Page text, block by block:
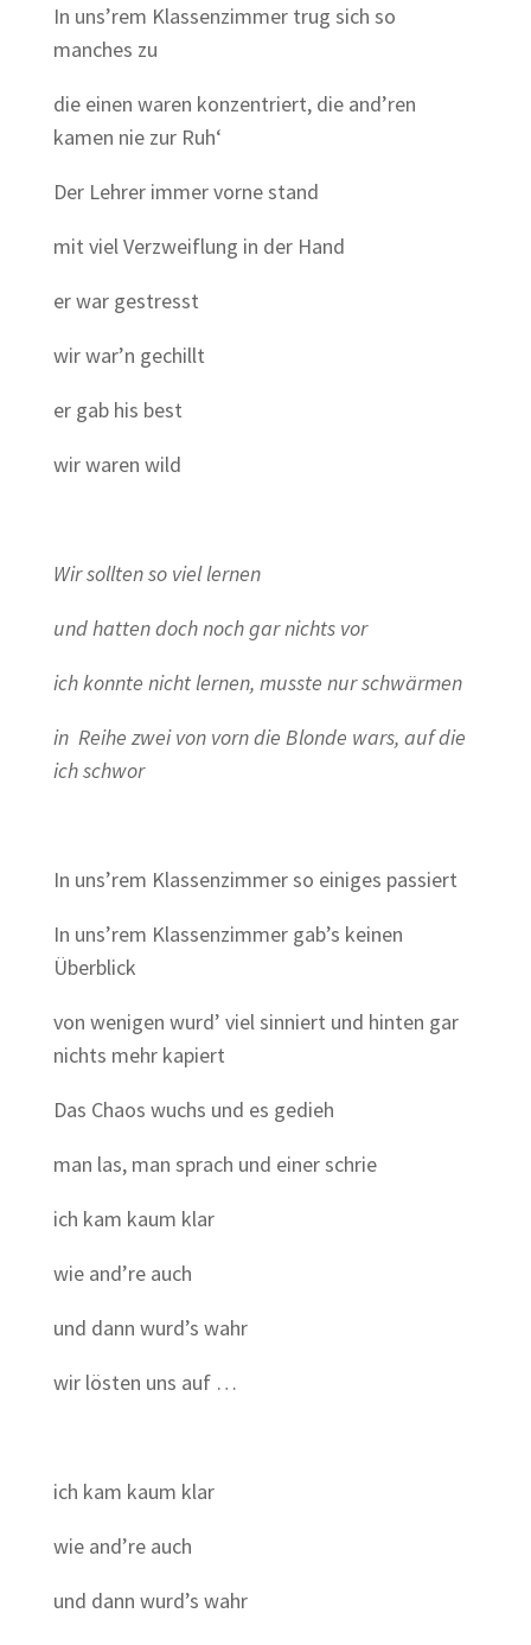
In uns’rem Klassenzimmer trug sich so
manches zu
die einen waren konzentriert, die and’ren
kamen nie zur Ruh‘
Der Lehrer immer vorne stand
mit viel Verzweiflung in der Hand
er war gestresst
wir war’n gechillt
er gab his best
wir waren wild
Wir sollten so viel lernen
und hatten doch noch gar nichts vor
ich konnte nicht lernen, musste nur schwärmen
in Reihe zwei von vorn die Blonde wars, auf die
ich schwor
In uns’rem Klassenzimmer so einiges passiert
In uns’rem Klassenzimmer gab’s keinen
Überblick
von wenigen wurd’ viel sinniert und hinten gar
nichts mehr kapiert
Das Chaos wuchs und es gedieh
man las, man sprach und einer schrie
ich kam kaum klar
wie and’re auch
und dann wurd’s wahr
wir lösten uns auf …
ich kam kaum klar
wie and’re auch
und dann wurd’s wahr